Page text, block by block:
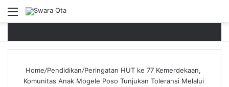
Menu
Home/Pendidikan/Peringatan HUT ke 77 Kemerdekaan,
Komunitas Anak Mogele Poso Tunjukan Toleransi Melalui